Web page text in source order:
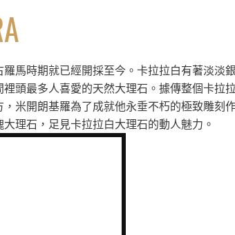
馬時期就已經開採至今。卡拉拉白有著淡淡
頭最多人喜愛的天然大理石。據傳整個卡拉
米開朗基羅為了成就他永垂不朽的極致雕刻
理石，足見卡拉拉白大理石的動人魅力。